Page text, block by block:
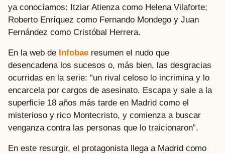
ya conocíamos: Itziar Atienza como Helena Vilaforte;
Roberto Enríquez como Fernando Mondego y Juan
Fernández como Cristóbal Herrera.
En la web de Infobae resumen el nudo que
desencadena los sucesos o, más bien, las desgracias
ocurridas en la serie: “un rival celoso lo incrimina y lo
encarcela por cargos de asesinato. Escapa y sale a la
superficie 18 años más tarde en Madrid como el
misterioso y rico Montecristo, y comienza a buscar
venganza contra las personas que lo traicionaron”.
En este resurgir, el protagonista llega a Madrid como